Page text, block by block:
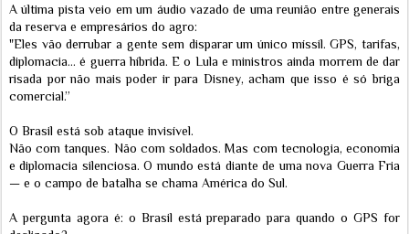
A última pista veio em um áudio vazado de uma reunião entre generais
da reserva e empresários do agro:
"Eles vão derrubar a gente sem disparar um único míssil. GPS, tarifas,
diplomacia… é guerra híbrida. E o Lula e ministros ainda morrem de dar
risada por não mais poder ir para Disney, acham que isso é só briga
comercial.”
O Brasil está sob ataque invisível.
Não com tanques. Não com soldados. Mas com tecnologia, economia
e diplomacia silenciosa. O mundo está diante de uma nova Guerra Fria
— e o campo de batalha se chama América do Sul.
A pergunta agora é: o Brasil está preparado para quando o GPS for